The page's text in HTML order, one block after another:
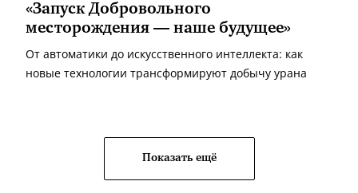
«Запуск Добровольного
месторождения — наше будущее»
От автоматики до искусственного интеллекта: как
новые технологии трансформируют добычу урана
Показать ещё